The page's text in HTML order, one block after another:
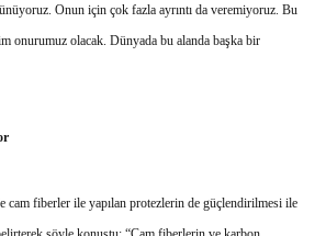
Onun için çok fazla ayrıntı da veremiyoruz. Bu
onurumuz olacak. Dünyada bu alanda başka bir
cam fiberler ile yapılan protezlerin de güçlendirilmesi ile